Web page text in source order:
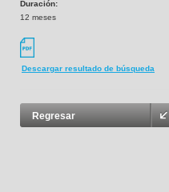
Duración:
12 meses
Descargar resultado de búsqueda
Regresar